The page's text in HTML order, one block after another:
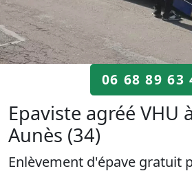
06 68 89 63
Epaviste agréé VHU
Aunès (34)
Enlèvement d'épave gratuit